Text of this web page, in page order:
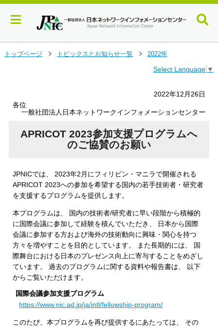
トップページ
トピックスとお知らせ一覧
2022年
Select Language ▼
2022年12月26日
各位
一般社団法人日本ネットワークインフォメーションセンター
APRICOT 2023参加支援プログラムへ
のご協賛のお願い
JPNICでは、 2023年2月にフィリピン・マニラで開催される
APRICOT 2023への参加を希望する国内の若手技術者・研究者
を支援するプログラムを提供します。
本プログラムは、 国内の技術者/研究者に早い段階から積極的
に国際会議に参加して経験を積んでいただき、 日本から国際
会議に参加する方および海外の技術動向に興味・関心を持つ
方々を増やすことを目的としています。 また長期的には、 国
際舞台における日本のプレゼンス向上に寄与することをめざし
ています。 過去のプログラムに関する資料や報告書は、 以下
からご覧いただけます。
国際会議参加支援プログラム
https://www.nic.ad.jp/ja/intl/fellowship-program/
このたび、本プログラムを再び提供するにあたっては、 その